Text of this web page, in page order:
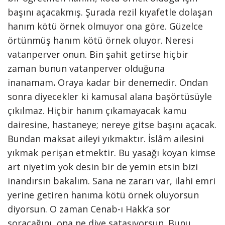
başını açacakmış. Şurada rezil kıyafetle dolaşan
hanım kötü örnek olmuyor ona göre. Güzelce
örtünmüş hanım kötü örnek oluyor. Neresi
vatanperver onun. Bin şahit getirse hiçbir
zaman bunun vatanperver olduğuna
inanamam. Oraya kadar bir denemedir. Ondan
sonra diyecekler ki kamusal alana başörtüsüyle
çıkılmaz. Hiçbir hanım çıkamayacak kamu
dairesine, hastaneye; nereye gitse başını açacak.
Bundan maksat aileyi yıkmaktır. İslâm ailesini
yıkmak perişan etmektir. Bu yasağı koyan kimse
art niyetim yok desin bir de yemin etsin bizi
inandırsın bakalım. Sana ne zararı var, ilahi emri
yerine getiren hanıma kötü örnek oluyorsun
diyorsun. O zaman Cenab-ı Hakk’a sor